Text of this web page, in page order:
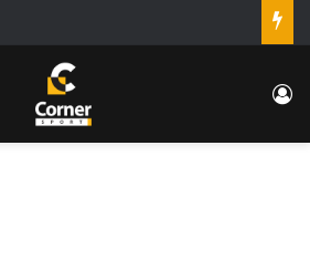
تسجيل الدخول